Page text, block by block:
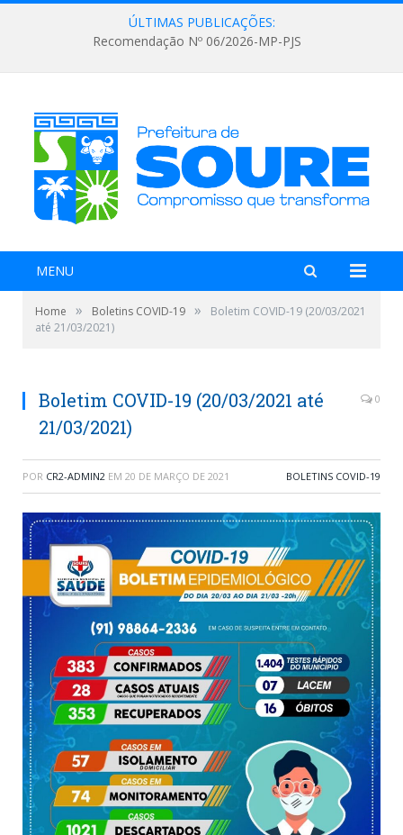
ÚLTIMAS PUBLICAÇÕES:
Recomendação Nº 06/2026-MP-PJS
MENU
Home » Boletins COVID-19 »
Boletim COVID-19 (20/03/2021
até 21/03/2021)
Boletim COVID-19 (20/03/2021 até
21/03/2021)
0
POR CR2-ADMIN2 EM 20 DE MARÇO DE 2021 BOLETINS COVID-19